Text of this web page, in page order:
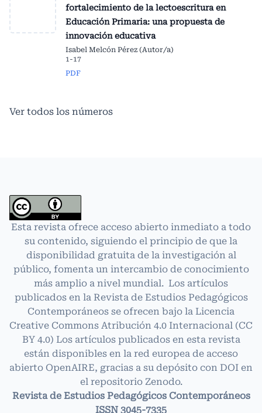
fortalecimiento de la lectoescritura en
Educación Primaria: una propuesta de
innovación educativa
Isabel Melcón Pérez (Autor/a)
1-17
PDF
Ver todos los números
Esta revista ofrece acceso abierto inmediato a todo
su contenido, siguiendo el principio de que la
disponibilidad gratuita de la investigación al
público, fomenta un intercambio de conocimiento
más amplio a nivel mundial. Los artículos
publicados en la Revista de Estudios Pedagógicos
Contemporáneos se ofrecen bajo la Licencia
Creative Commons Atribución 4.0 Internacional (CC
BY 4.0) Los artículos publicados en esta revista
están disponibles en la red europea de acceso
abierto OpenAIRE, gracias a su depósito con DOI en
el repositorio Zenodo.
Revista de Estudios Pedagógicos Contemporáneos
ISSN 3045-7335